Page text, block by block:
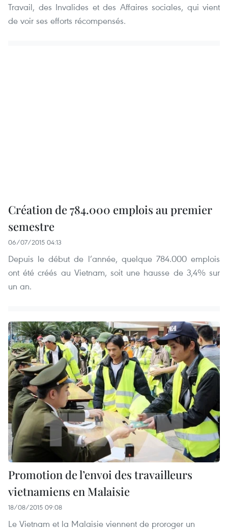
Travail, des Invalides et des Affaires sociales, qui vient
de voir ses efforts récompensés.
Création de 784.000 emplois au premier
semestre
06/07/2015 04:13
Depuis le début de l’année, quelque 784.000 emplois
ont été créés au Vietnam, soit une hausse de 3,4% sur
un an.
Promotion de l’envoi des travailleurs
vietnamiens en Malaisie
18/08/2015 09:08
Le Vietnam et la Malaisie viennent de proroger un